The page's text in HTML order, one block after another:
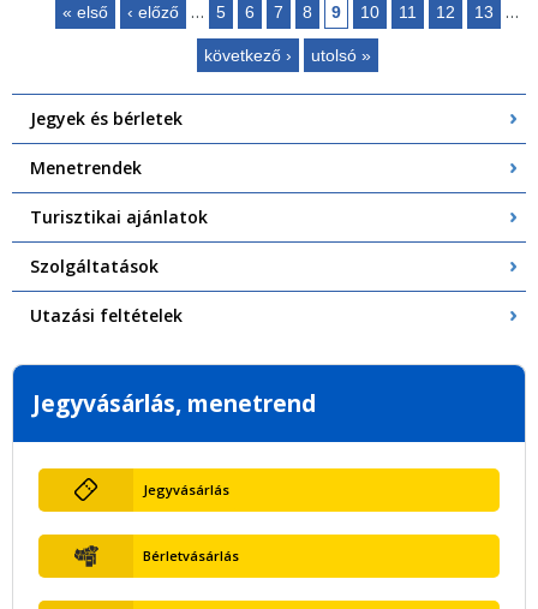
« első ‹ előző … 5 6 7 8 9 10 11 12 13 …
következő › utolsó »
Jegyek és bérletek
Menetrendek
Turisztikai ajánlatok
Szolgáltatások
Utazási feltételek
Jegyvásárlás, menetrend
Jegyvásárlás
Bérletvásárlás